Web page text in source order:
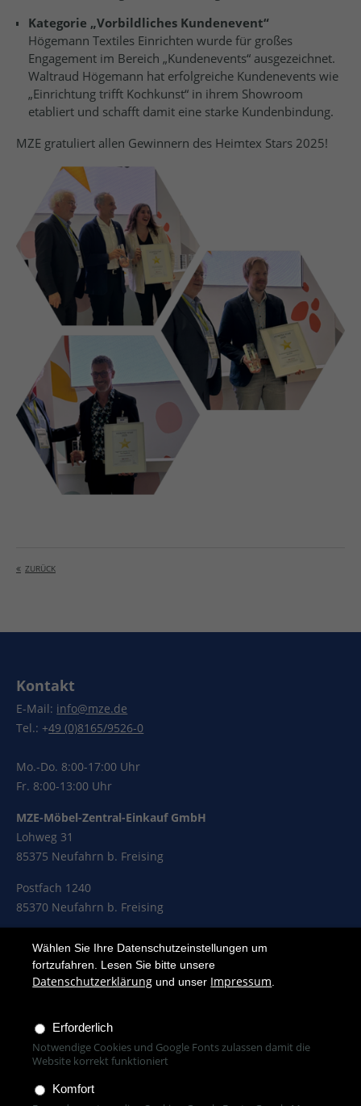
Kategorie „Vorbildliches Kundenevent“
Högemann Textiles Einrichten wurde für großes
Engagement im Bereich „Kundenevents“ ausgezeichnet.
Waltraud Högemann hat erfolgreiche Kundenevents wie
„Einrichtung trifft Kochkunst“ in ihrem Showroom
etabliert und schafft damit eine starke Kundenbindung.
MZE gratuliert allen Gewinnern des Heimtex Stars 2025!
ZURÜCK
Kontakt
E-Mail: info@mze.de
Tel.: +49 (0)8165/9526-0
Mo.-Do. 8:00-17:00 Uhr
Fr. 8:00-13:00 Uhr
MZE-Möbel-Zentral-Einkauf GmbH
Lohweg 31
85375 Neufahrn b. Freising
Postfach 1240
85370 Neufahrn b. Freising
Rechtliches & Kontakt
Kontakt
Impressum
Datenschutz
Downloads
Wählen Sie Ihre Datenschutzeinstellungen um
fortzufahren. Lesen Sie bitte unsere
Datenschutzerklärung und unser Impressum.
Erforderlich
Notwendige Cookies und Google Fonts zulassen damit die
Website korrekt funktioniert
Komfort
Kundenbewertungen und Erfahrungen zu
MZE-Möbel-Zentral-Einkauf GmbH
(
25
Profile